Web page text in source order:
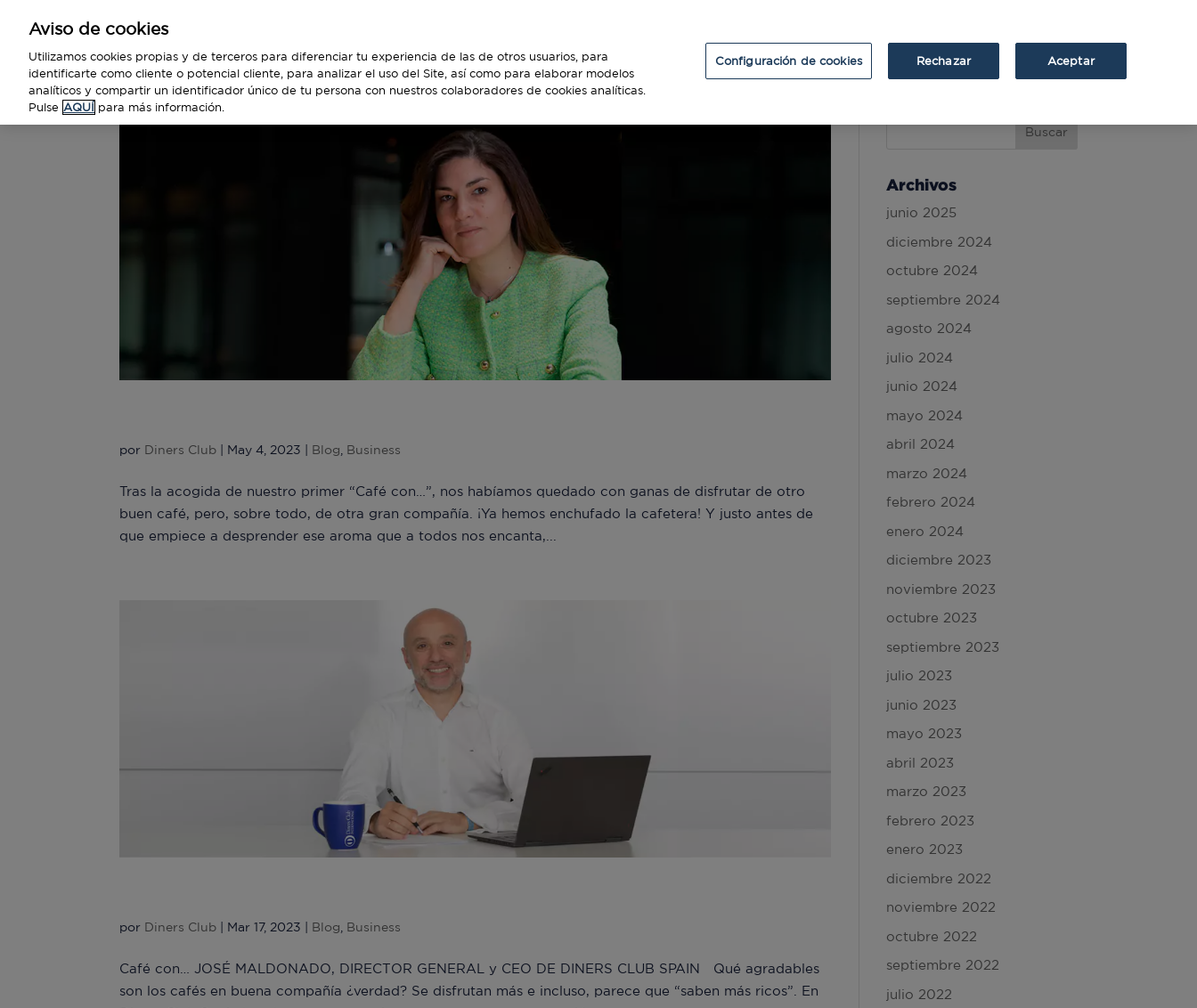
por Diners Club May 4, 2023 Blog, Business
Tras la acogida de nuestro primer “Café con…”, nos habíamos quedado con ganas de disfrutar de otro
buen café, pero, sobre todo, de otra gran compañía. ¡Ya hemos enchufado la cafetera! Y justo antes de
que empiece a desprender ese aroma que a todos nos encanta,...
por Diners Club Mar 17, 2023 Blog, Business
Café con… JOSÉ MALDONADO, DIRECTOR GENERAL y CEO DE DINERS CLUB SPAIN Qué agradables
son los cafés en buena compañía ¿verdad? Se disfrutan más e incluso, parece que “saben más ricos”. En
Archivos
junio 2025
diciembre 2024
octubre 2024
septiembre 2024
agosto 2024
julio 2024
junio 2024
mayo 2024
abril 2024
marzo 2024
febrero 2024
enero 2024
diciembre 2023
noviembre 2023
octubre 2023
septiembre 2023
julio 2023
junio 2023
mayo 2023
abril 2023
marzo 2023
febrero 2023
enero 2023
diciembre 2022
noviembre 2022
octubre 2022
septiembre 2022
julio 2022
Aviso de cookies
Utilizamos cookies propias y de terceros para diferenciar tu experiencia de las de otros usuarios, para
identificarte como cliente o potencial cliente, para analizar el uso del Site, así como para elaborar modelos
analíticos y compartir un identificador único de tu persona con nuestros colaboradores de cookies analíticas.
Pulse AQUÍ para más información.
Configuración de cookies Rechazar Aceptar